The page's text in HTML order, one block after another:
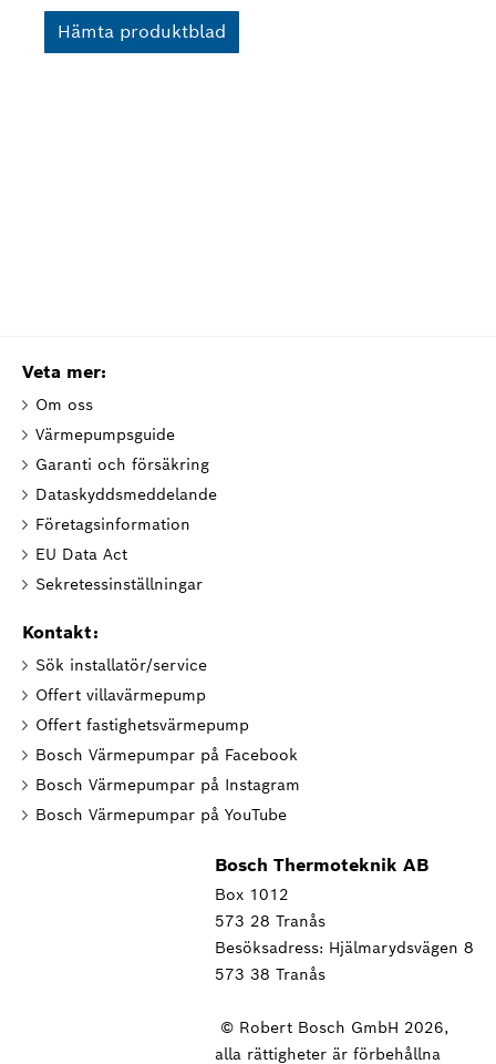
Hämta produktblad
Veta mer:
Om oss
Värmepumpsguide
Garanti och försäkring
Dataskyddsmeddelande
Företagsinformation
EU Data Act
Sekretessinställningar
Kontakt:
Sök installatör/service
Offert villavärmepump
Offert fastighetsvärmepump
Bosch Värmepumpar på Facebook
Bosch Värmepumpar på Instagram
Bosch Värmepumpar på YouTube
Bosch Thermoteknik AB
Box 1012
573 28 Tranås
Besöksadress: Hjälmarydsvägen 8
573 38 Tranås
© Robert Bosch GmbH 2026,
alla rättigheter är förbehållna